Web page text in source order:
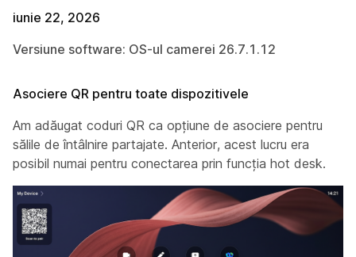
iunie 22, 2026
Versiune software: OS-ul camerei 26.7.1.12
Asociere QR pentru toate dispozitivele
Am adăugat coduri QR ca opțiune de asociere pentru
sălile de întâlnire partajate. Anterior, acest lucru era
posibil numai pentru conectarea prin funcția hot desk.